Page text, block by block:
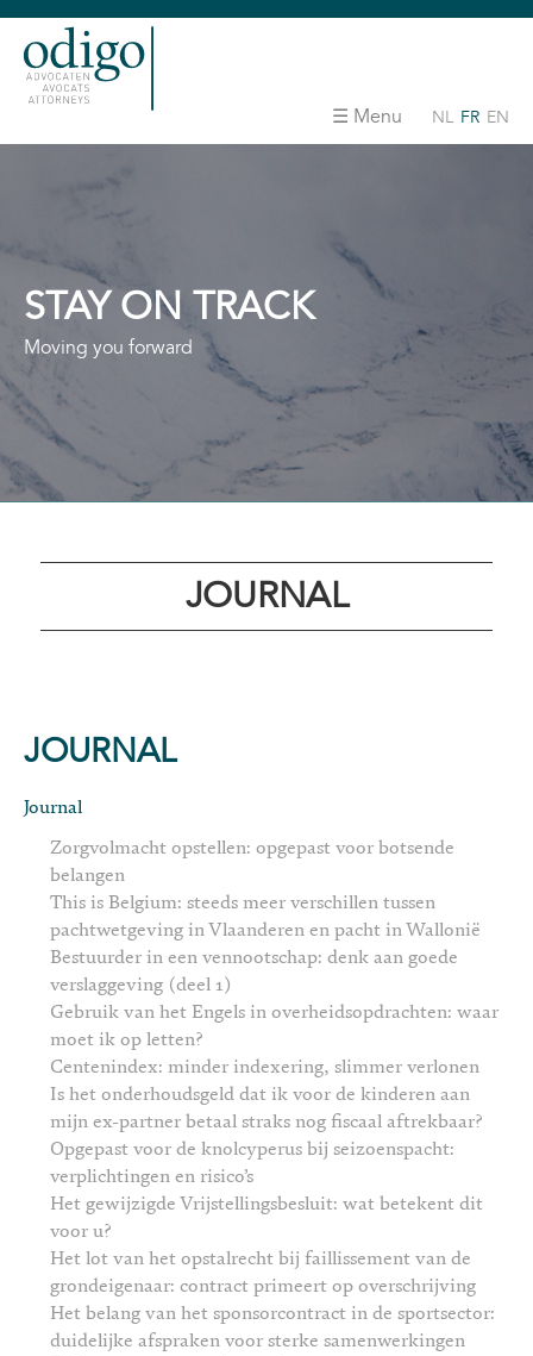
Menu NL FR EN
STAY ON TRACK
Moving you forward
JOURNAL
JOURNAL
Journal
Zorgvolmacht opstellen: opgepast voor botsende
belangen
This is Belgium: steeds meer verschillen tussen
pachtwetgeving in Vlaanderen en pacht in Wallonië
Bestuurder in een vennootschap: denk aan goede
verslaggeving (deel 1)
Gebruik van het Engels in overheidsopdrachten: waar
moet ik op letten?
Centenindex: minder indexering, slimmer verlonen
Is het onderhoudsgeld dat ik voor de kinderen aan
mijn ex-partner betaal straks nog fiscaal aftrekbaar?
Opgepast voor de knolcyperus bij seizoenspacht:
verplichtingen en risico’s
Het gewijzigde Vrijstellingsbesluit: wat betekent dit
voor u?
Het lot van het opstalrecht bij faillissement van de
grondeigenaar: contract primeert op overschrijving
Het belang van het sponsorcontract in de sportsector:
duidelijke afspraken voor sterke samenwerkingen